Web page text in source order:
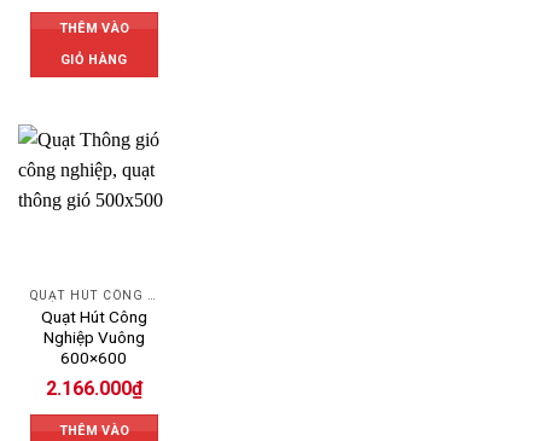
THÊM VÀO
GIỎ HÀNG
QUẠT HÚT CÔNG NGHIỆP
Quạt Hút Công
Nghiệp Vuông
600×600
2.166.000₫
THÊM VÀO